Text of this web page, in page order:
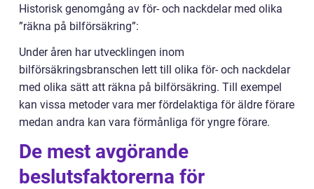
Historisk genomgång av för- och nackdelar med olika
”räkna på bilförsäkring”:
Under åren har utvecklingen inom
bilförsäkringsbranschen lett till olika för- och nackdelar
med olika sätt att räkna på bilförsäkring. Till exempel
kan vissa metoder vara mer fördelaktiga för äldre förare
medan andra kan vara förmånliga för yngre förare.
De mest avgörande
beslutsfaktorerna för